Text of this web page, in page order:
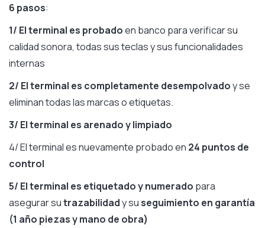
6 pasos:
1/ El terminal es probadoen banco para verificar su
calidad sonora, todas sus teclas y sus funcionalidades
internas
2/ El terminal es completamente desempolvadoy se
eliminan todas las marcas o etiquetas.
3/ El terminal es arenadoy limpiado
4/ El terminal es nuevamente probado en 24 puntos de
control
5/ El terminal es etiquetado y numerado para
asegurar sutrazabilidady suseguimiento en garantía
(1 año piezas y mano de obra)